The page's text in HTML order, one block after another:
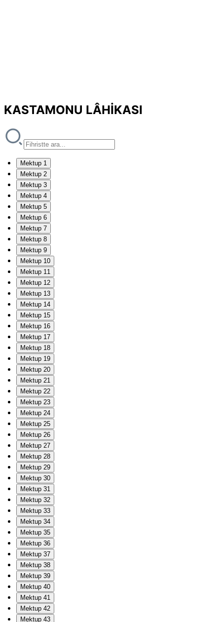
KASTAMONU LÂHİKASI
Mektup 1
Mektup 2
Mektup 3
Mektup 4
Mektup 5
Mektup 6
Mektup 7
Mektup 8
Mektup 9
Mektup 10
Mektup 11
Mektup 12
Mektup 13
Mektup 14
Mektup 15
Mektup 16
Mektup 17
Mektup 18
Mektup 19
Mektup 20
Mektup 21
Mektup 22
Mektup 23
Mektup 24
Mektup 25
Mektup 26
Mektup 27
Mektup 28
Mektup 29
Mektup 30
Mektup 31
Mektup 32
Mektup 33
Mektup 34
Mektup 35
Mektup 36
Mektup 37
Mektup 38
Mektup 39
Mektup 40
Mektup 41
Mektup 42
Mektup 43